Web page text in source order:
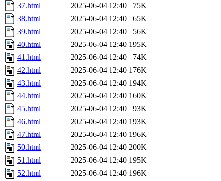
37.html
2025-06-04 12:40
75K
38.html
2025-06-04 12:40
65K
39.html
2025-06-04 12:40
56K
40.html
2025-06-04 12:40 195K
41.html
2025-06-04 12:40
74K
42.html
2025-06-04 12:40 176K
43.html
2025-06-04 12:40 194K
44.html
2025-06-04 12:40 160K
45.html
2025-06-04 12:40
93K
46.html
2025-06-04 12:40 193K
47.html
2025-06-04 12:40 196K
50.html
2025-06-04 12:40 200K
51.html
2025-06-04 12:40 195K
52.html
2025-06-04 12:40 196K